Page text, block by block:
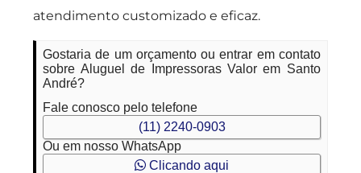
atendimento customizado e eficaz.
Gostaria de um orçamento ou entrar em contato
sobre Aluguel de Impressoras Valor em Santo
André?
Fale conosco pelo telefone
(11) 2240-0903
Ou em nosso WhatsApp
Clicando aqui